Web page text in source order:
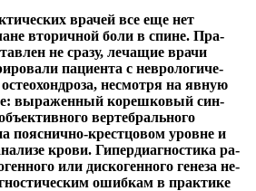
врачей все еще нет
вторичной боли в спине. Пра­
не сразу, лечащие врачи
пациента с неврологиче­
несмотря на явную
вы­раженный корешковый син­
вертебрального
пояс­нично-крестцовом уровне и
крови. Гипердиагностика ра­
или дискогенного генеза не­
ошибкам в практике